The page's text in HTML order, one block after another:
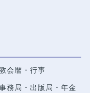
会暦・行事
務局・出版局・年金